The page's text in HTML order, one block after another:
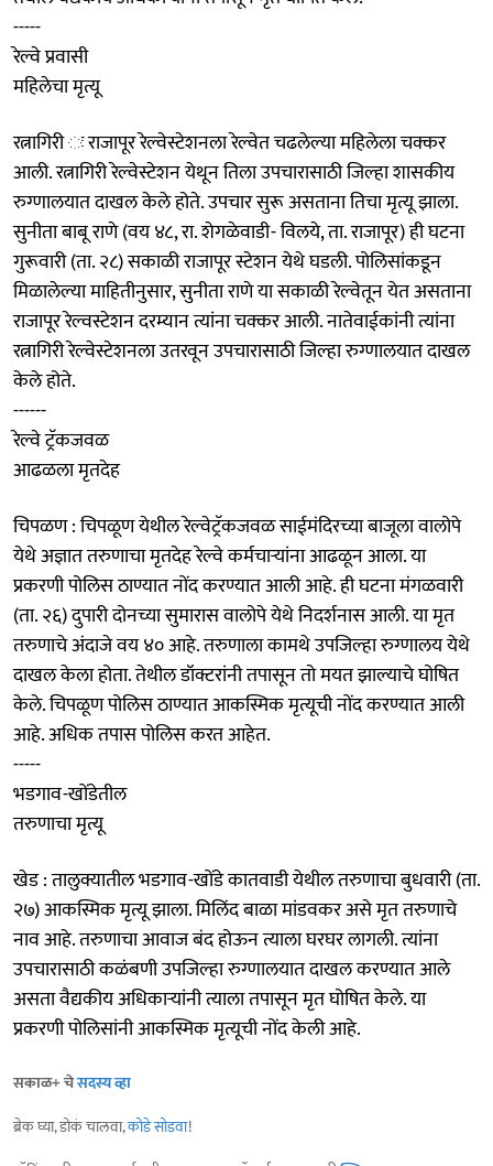
-----
रेल्वे प्रवासी
महिलेचा मृत्यू
रत्नागिरी ः राजापूर रेल्वेस्टेशनला रेल्वेत चढलेल्या महिलेला चक्कर
आली. रत्नागिरी रेल्वेस्टेशन येथून तिला उपचारासाठी जिल्हा शासकीय
रुग्णालयात दाखल केले होते. उपचार सुरू असताना तिचा मृत्यू झाला.
सुनीता बाबू राणे (वय ४८, रा. शेगळेवाडी- विलये, ता. राजापूर) ही घटना
गुरूवारी (ता. २८) सकाळी राजापूर स्टेशन येथे घडली. पोलिसांकडून
मिळालेल्या माहितीनुसार, सुनीता राणे या सकाळी रेल्वेतून येत असताना
राजापूर रेल्वस्टेशन दरम्यान त्यांना चक्कर आली. नातेवाईकांनी त्यांना
रत्नागिरी रेल्वेस्टेशनला उतरवून उपचारासाठी जिल्हा रुग्णालयात दाखल
केले होते.
------
रेल्वे ट्रॅकजवळ
आढळला मृतदेह
चिपळण : चिपळूण येथील रेल्वेट्रॅकजवळ साईमंदिरच्या बाजूला वालोपे
येथे अज्ञात तरुणाचा मृतदेह रेल्वे कर्मचाऱ्यांना आढळून आला. या
प्रकरणी पोलिस ठाण्यात नोंद करण्यात आली आहे. ही घटना मंगळवारी
(ता. २६) दुपारी दोनच्या सुमारास वालोपे येथे निदर्शनास आली. या मृत
तरुणाचे अंदाजे वय ४० आहे. तरुणाला कामथे उपजिल्हा रुग्णालय येथे
दाखल केला होता. तेथील डॉक्टरांनी तपासून तो मयत झाल्याचे घोषित
केले. चिपळूण पोलिस ठाण्यात आकस्मिक मृत्यूची नोंद करण्यात आली
आहे. अधिक तपास पोलिस करत आहेत.
-----
भडगाव-खोंडेतील
तरुणाचा मृत्यू
खेड : तालुक्यातील भडगाव-खोंडे कातवाडी येथील तरुणाचा बुधवारी (ता.
२७) आकस्मिक मृत्यू झाला. मिलिंद बाळा मांडवकर असे मृत तरुणाचे
नाव आहे. तरुणाचा आवाज बंद होऊन त्याला घरघर लागली. त्यांना
उपचारासाठी कळंबणी उपजिल्हा रुग्णालयात दाखल करण्यात आले
असता वैद्यकीय अधिकाऱ्यांनी त्याला तपासून मृत घोषित केले. या
प्रकरणी पोलिसांनी आकस्मिक मृत्यूची नोंद केली आहे.
सकाळ+ चेसदस्य व्हा
ब्रेक घ्या, डोकं चालवा,कोडे सोडवा!